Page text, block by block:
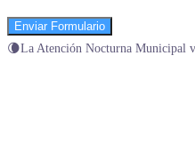
Enviar Formulario
🌘La Atención Nocturna Municipal